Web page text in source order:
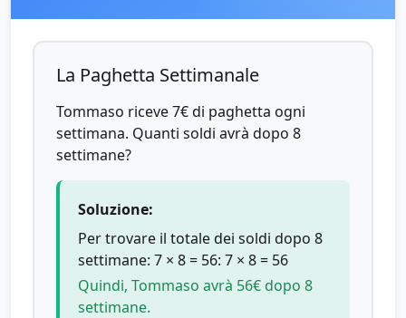
La Paghetta Settimanale
Tommaso riceve 7€ di paghetta ogni
settimana. Quanti soldi avrà dopo 8
settimane?
Soluzione:
Per trovare il totale dei soldi dopo 8
settimane: 7 × 8 = 56: 7 × 8 = 56
Quindi, Tommaso avrà 56€ dopo 8
settimane.